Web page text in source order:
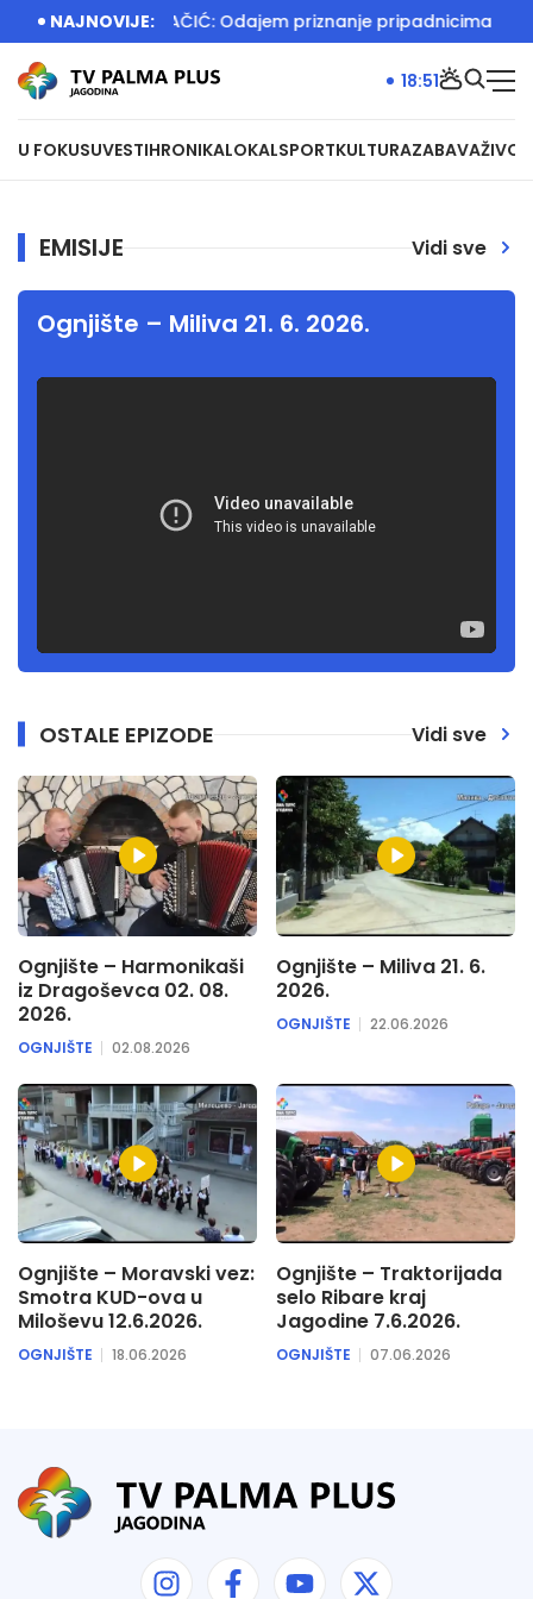
NAJNOVIJE:DAČIĆ: Odajem priznanje pripadnicima
U FOKUSUVESTIHRONIKALOKALSPORTKULTURAZABAVAŽIVOT
18:51
EMISIJE Vidi sve
Ognjište – Miliva 21. 6. 2026.
OSTALE EPIZODE Vidi sve
Ognjište – Harmonikaši
iz Dragoševca 02. 08.
2026.
OGNJIŠTE 02.08.2026
Ognjište – Miliva 21. 6.
2026.
OGNJIŠTE 22.06.2026
Ognjište – Moravski vez:
Smotra KUD-ova u
Miloševu 12.6.2026.
OGNJIŠTE 18.06.2026
Ognjište – Traktorijada
selo Ribare kraj
Jagodine 7.6.2026.
OGNJIŠTE 07.06.2026